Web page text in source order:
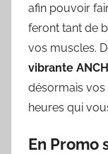
afin pouvoir
feront tant de
vos muscles.
vibrante
désormais vos
heures qui
En Promo